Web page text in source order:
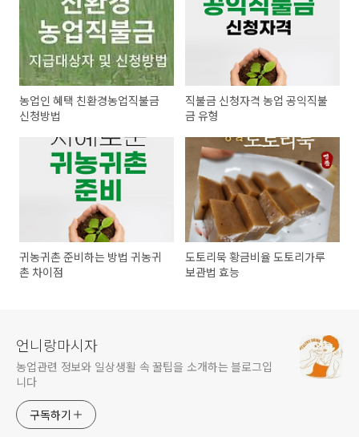
농업인 혜택 친환경농업직불금
신청방법
직불금 신청자격 농업 공익직불
금 유형
귀농귀촌 준비하는 방법 귀농귀
촌 차이점
도토리묵 황금비율 도토리가루
보관법 효능
언니랑마시자
농업관련 정보와 일상생활 속 꿀팁을 소개하는 블로그입
니다
구독하기